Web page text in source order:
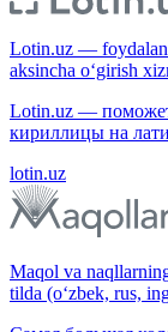
Lotin.uz —
aksincha o‘girish
Lotin.uz — поможет
кириллицы на
lotin.uz
Maqol va
tilda (o‘zbek, rus,